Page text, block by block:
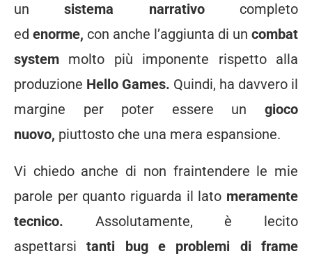
unsistema narrativo completo
ed enorme, con anche l’aggiunta di un combat
system molto più imponente rispetto alla
produzione Hello Games. Quindi, ha davvero il
margine per poter essere un gioco
nuovo, piuttosto che una mera espansione.
Vi chiedo anche di non fraintendere le mie
parole per quanto riguarda il lato meramente
tecnico. Assolutamente, è lecito
aspettarsitanti bug e problemi di frame